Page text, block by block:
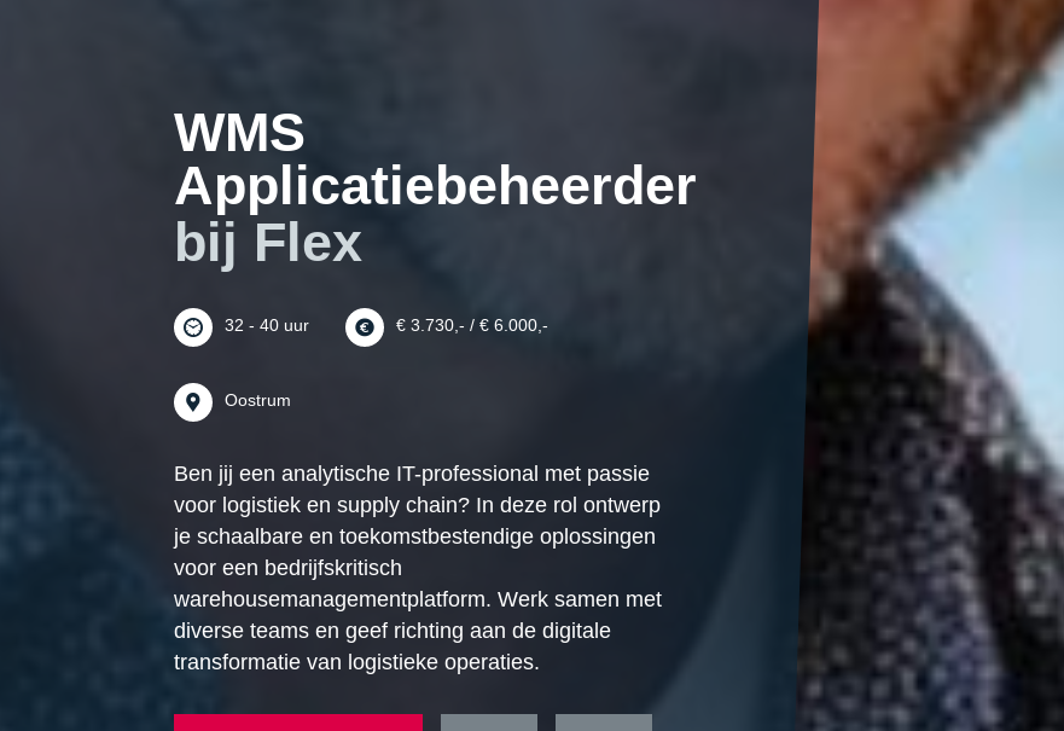
WMS
Applicatiebeheerder
bij Flex
32 - 40 uur € 3.730,- / € 6.000,-
Oostrum
Ben jij een analytische IT-professional met passie
voor logistiek en supply chain? In deze rol ontwerp
je schaalbare en toekomstbestendige oplossingen
voor een bedrijfskritisch
warehousemanagementplatform. Werk samen met
diverse teams en geef richting aan de digitale
transformatie van logistieke operaties.